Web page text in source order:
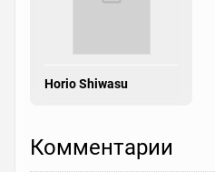
Horio Shiwasu
Комментарии